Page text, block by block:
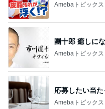
Amebaトピックス
團十郎 癒しに
Amebaトピックス
応募したい当
Amebaトピックス